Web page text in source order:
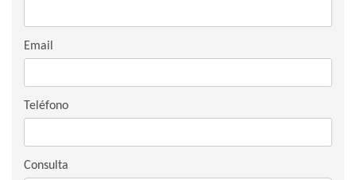
Email
Teléfono
Consulta